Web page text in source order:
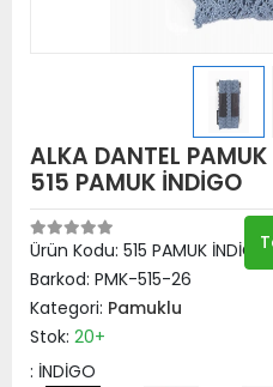
ALKA DANTEL
515 PAMUK İNDİGO
Ürün Kodu: 515 PAMUK İNDİGO
Barkod: PMK-515-26
Kategori: Pamuklu
Stok: 20+
: İNDİGO